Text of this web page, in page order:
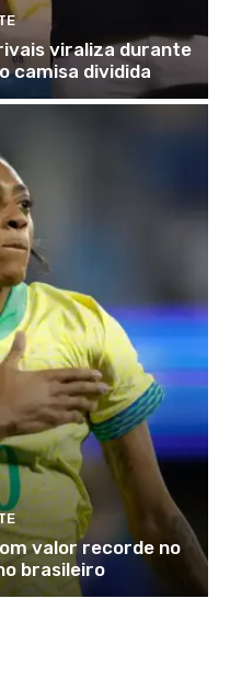
viraliza durante
camisa dividida
valor recorde no
brasileiro